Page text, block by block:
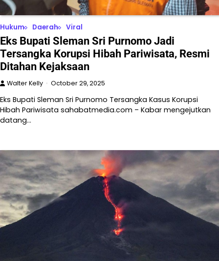
Hukum Daerah Viral
Eks Bupati Sleman Sri Purnomo Jadi
Tersangka Korupsi Hibah Pariwisata, Resmi
Ditahan Kejaksaan
Walter Kelly October 29, 2025
Eks Bupati Sleman Sri Purnomo Tersangka Kasus Korupsi
Hibah Pariwisata sahabatmedia.com – Kabar mengejutkan
datang…